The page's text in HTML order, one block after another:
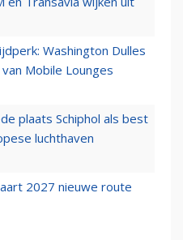
Washington Dulles
Mobile Lounges
plaats Schiphol als best
luchthaven
2027 nieuwe route